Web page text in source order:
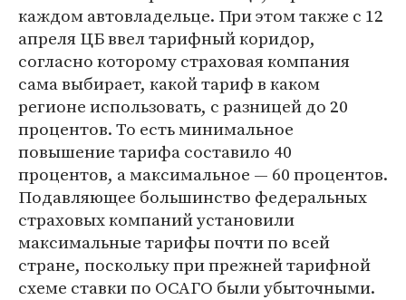
каждом автовладельце. При этом также с 12
апреля ЦБ ввел тарифный коридор,
согласно которому страховая компания
сама выбирает, какой тариф в каком
регионе использовать, с разницей до 20
процентов. То есть минимальное
повышение тарифа составило 40
процентов, а максимальное — 60 процентов.
Подавляющее большинство федеральных
страховых компаний установили
максимальные тарифы почти по всей
стране, поскольку при прежней тарифной
схеме ставки по ОСАГО были убыточными.